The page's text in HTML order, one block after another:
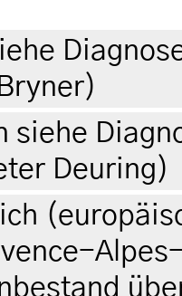
siehe
Deuring)